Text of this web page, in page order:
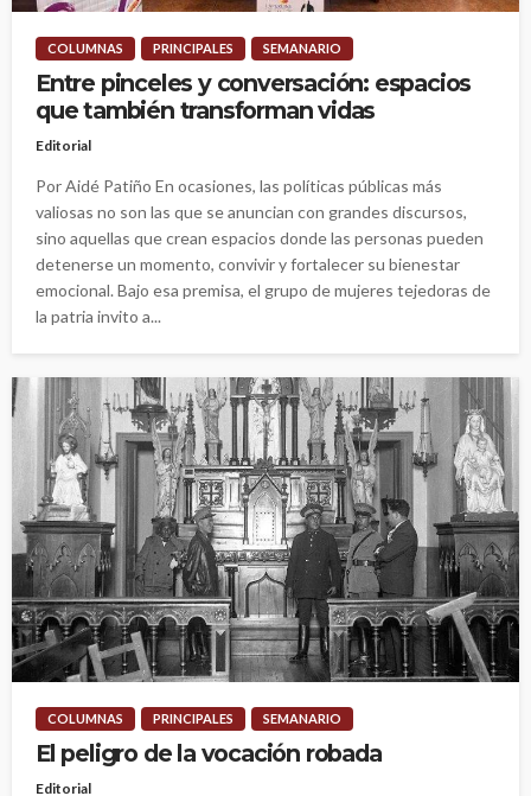
COLUMNAS PRINCIPALES SEMANARIO
Entre pinceles y conversación: espacios
que también transforman vidas
Editorial
Por Aidé Patiño En ocasiones, las políticas públicas más
valiosas no son las que se anuncian con grandes discursos,
sino aquellas que crean espacios donde las personas pueden
detenerse un momento, convivir y fortalecer su bienestar
emocional. Bajo esa premisa, el grupo de mujeres tejedoras de
la patria invito a...
COLUMNAS PRINCIPALES SEMANARIO
El peligro de la vocación robada
Editorial